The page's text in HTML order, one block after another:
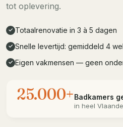
tot oplevering.
✓ Totaalrenovatie in 3 à 5 dagen
✓ Snelle levertijd: gemiddeld 4
✓ Eigen vakmensen — geen
25.000+Badkamers
in heel